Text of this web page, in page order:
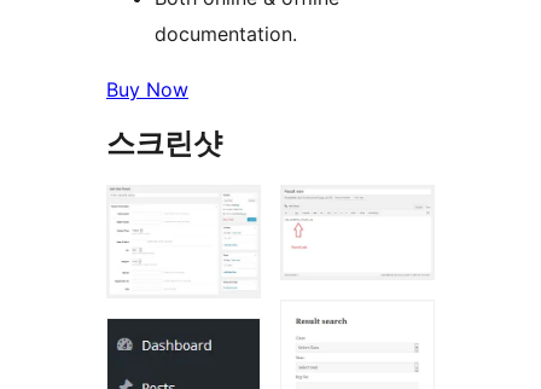
documentation.
Buy Now
스크린샷